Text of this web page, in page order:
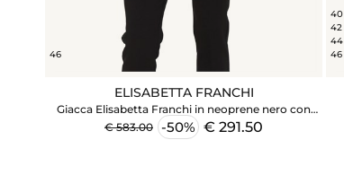
46
ELISABETTA FRANCHI
Giacca Elisabetta Franchi in neoprene nero con
dettagli corsetto
€ 583.00 -50% € 291.50
40
42
44
46